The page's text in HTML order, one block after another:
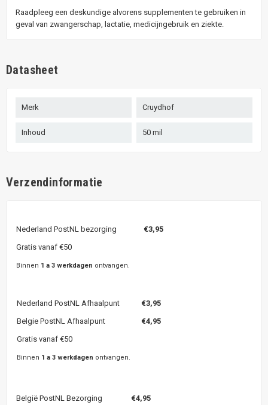
Raadpleeg een deskundige alvorens supplementen te gebruiken in
geval van zwangerschap, lactatie, medicijngebruik en ziekte.
Datasheet
Merk Cruydhof
Inhoud 50 mil
Verzendinformatie
Nederland PostNL bezorging €3,95
Gratis vanaf €50
Binnen 1 a 3 werkdagen ontvangen.
Nederland PostNL Afhaalpunt €3,95
Belgie PostNL Afhaalpunt
€4,95
Gratis vanaf €50
Binnen 1 a 3 werkdagen ontvangen.
België PostNL Bezorging €4,95